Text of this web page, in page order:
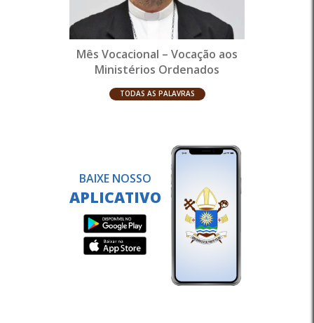
Mês Vocacional – Vocação aos
Ministérios Ordenados
TODAS AS PALAVRAS
BAIXE NOSSO
APLICATIVO